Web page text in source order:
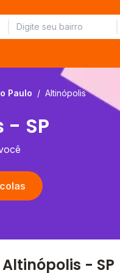
Paulo / Altinópolis
- SP
- SP